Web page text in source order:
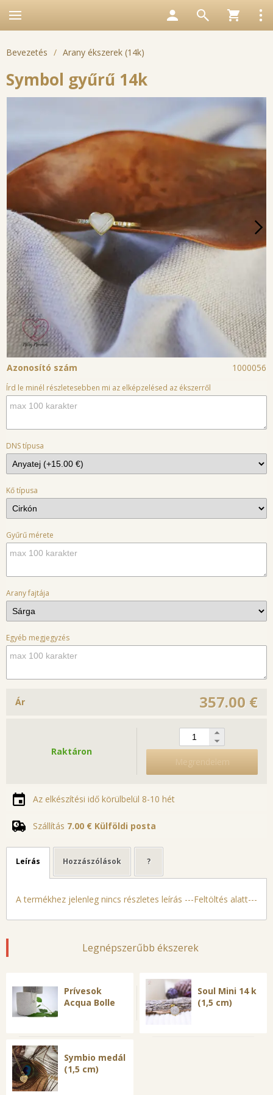
Legnépszerűbb ékszerek
Prívesok
Acqua Bolle
Soul Mini 14 k
(1,5 cm)
Symbio medál
(1,5 cm)
Bevezetés / Arany ékszerek (14k)
Symbol gyűrű 14k
Azonosító szám 1000056
Írd le minél részletesebben mi az elképzelésed az ékszerről
DNS típusa
Kő típusa
Gyűrű mérete
Arany fajtája
Egyéb megjegyzés
357.00 €
Ár
Raktáron
Megrendelem
Az elkészítési idő körülbelül 8-10 hét
Szállítás 7.00 € Külföldi posta
Leírás Hozzászólások ?
A termékhez jelenleg nincs részletes leírás ---Feltöltés alatt---